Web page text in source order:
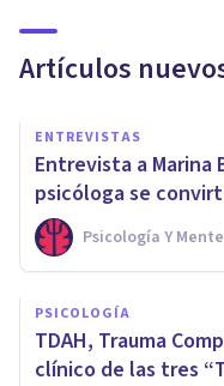
Artículos
ENTREVISTAS
Entrevista a Marina
psicóloga se
Psicología Y Mente
PSICOLOGÍA
TDAH, Trauma
clínico de las tres